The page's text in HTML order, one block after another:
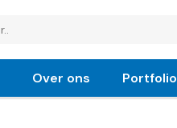
Over ons Portfolio